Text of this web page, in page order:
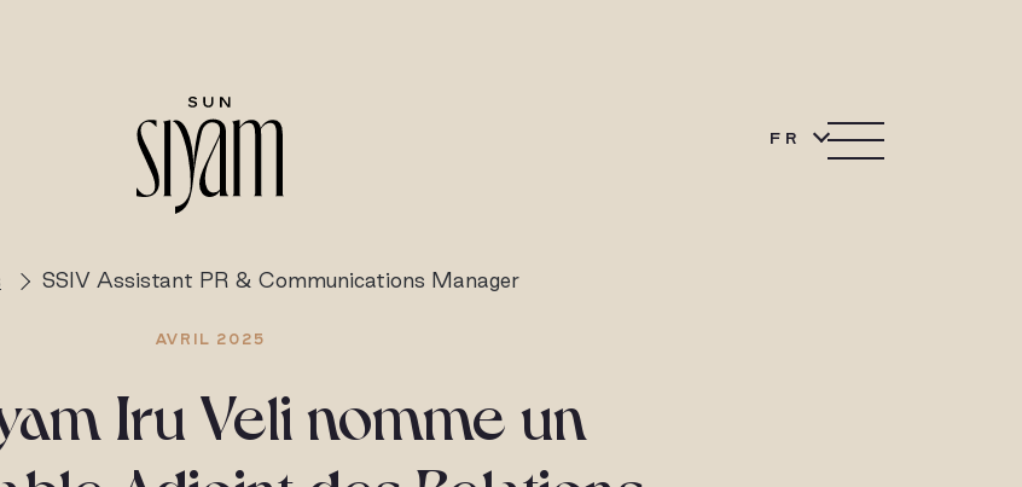
FR
SSIV Assistant PR & Communications Manager
AVRIL 2025
Iru Veli nomme un